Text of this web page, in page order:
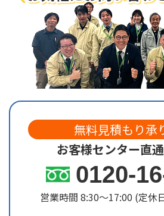
無料見積もり承
お客様センター直
0120-
営業時間 8:30〜17:00 (定休